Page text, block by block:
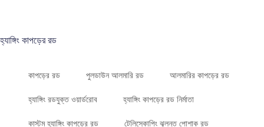
হ্যাঙ্গিং কাপড়ের রড
কাপড়ের রড পুলডাউন আলমারি রড আলমারির কাপড়ের রড
হ্যাঙ্গিং রডযুক্ত ওয়ার্ডরোব হ্যাঙ্গিং কাপড়ের রড নির্মাতা
কাস্টম হ্যাঙ্গিং কাপড়ের রড টেলিস্কোপিং ঝুলন্ত পোশাক রড